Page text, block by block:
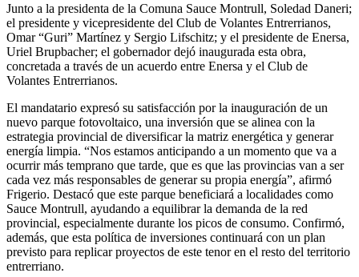
Junto a la presidenta de la Comuna Sauce Montrull, Soledad Daneri;
el presidente y vicepresidente del Club de Volantes Entrerrianos,
Omar “Guri” Martínez y Sergio Lifschitz; y el presidente de Enersa,
Uriel Brupbacher; el gobernador dejó inaugurada esta obra,
concretada a través de un acuerdo entre Enersa y el Club de
Volantes Entrerrianos.
El mandatario expresó su satisfacción por la inauguración de un
nuevo parque fotovoltaico, una inversión que se alinea con la
estrategia provincial de diversificar la matriz energética y generar
energía limpia. “Nos estamos anticipando a un momento que va a
ocurrir más temprano que tarde, que es que las provincias van a ser
cada vez más responsables de generar su propia energía”, afirmó
Frigerio. Destacó que este parque beneficiará a localidades como
Sauce Montrull, ayudando a equilibrar la demanda de la red
provincial, especialmente durante los picos de consumo. Confirmó,
además, que esta política de inversiones continuará con un plan
previsto para replicar proyectos de este tenor en el resto del territorio
entrerriano.